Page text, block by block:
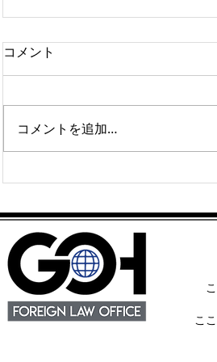
コメント
コメントを追加…
こ